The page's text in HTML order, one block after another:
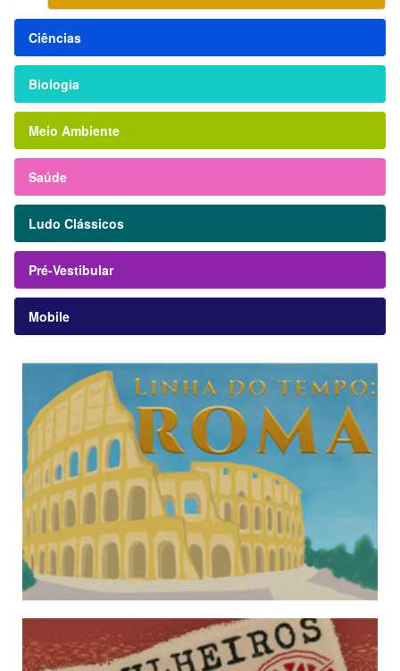
Ciências
Biologia
Meio Ambiente
Saúde
Ludo Clássicos
Pré-Vestibular
Mobile